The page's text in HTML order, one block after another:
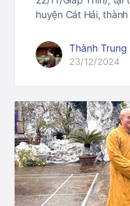
huyện Cát Hải,
Thành Trung
23/12/2024